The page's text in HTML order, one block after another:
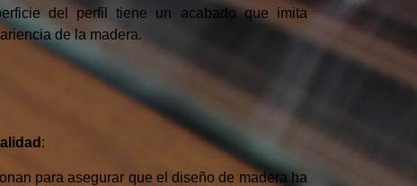
del perfil tiene un acabado que imita
de la madera.
:
para asegurar que el diseño de madera ha